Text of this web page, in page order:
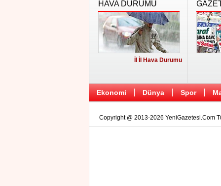
HAVA DURUMU
İl İl Hava Durumu
Ekonomi Dünya Spor
Copyright @ 2013-2026 YeniGazetesi.Com